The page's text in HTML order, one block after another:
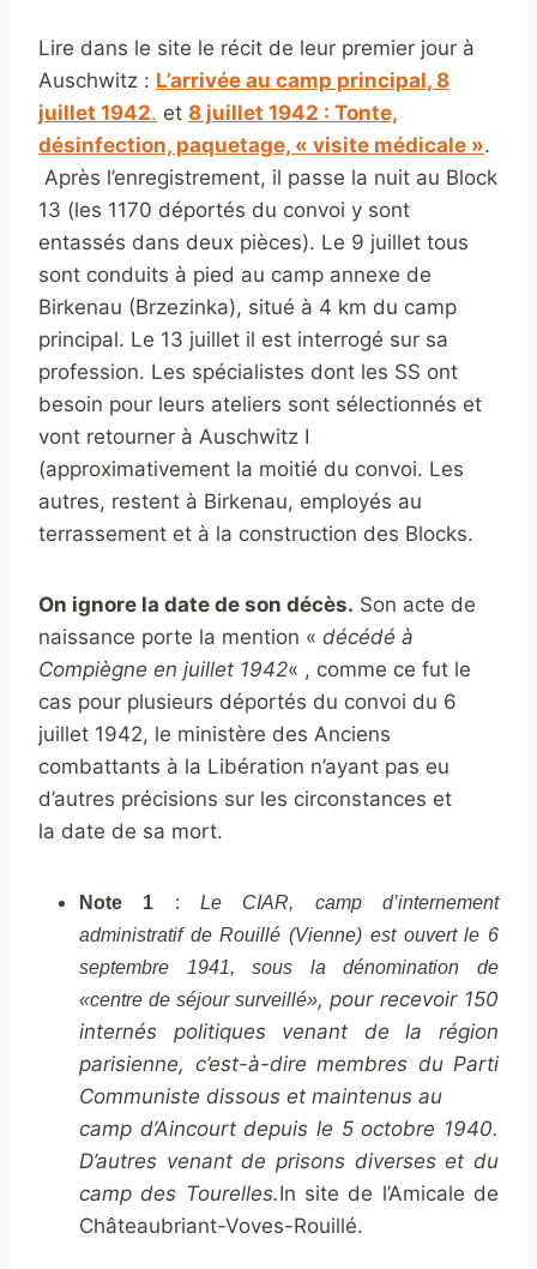
Lire dans le site le récit de leur premier jour à
Auschwitz : L’arrivée au camp principal, 8
juillet 1942. et 8 juillet 1942 : Tonte,
désinfection, paquetage, « visite médicale ».
Après l’enregistrement, il passe la nuit au Block
13 (les 1170 déportés du convoi y sont
entassés dans deux pièces). Le 9 juillet tous
sont conduits à pied au camp annexe de
Birkenau (Brzezinka), situé à 4 km du camp
principal. Le 13 juillet il est interrogé sur sa
profession. Les spécialistes dont les SS ont
besoin pour leurs ateliers sont sélectionnés et
vont retourner à Auschwitz I
(approximativement la moitié du convoi. Les
autres, restent à Birkenau, employés au
terrassement et à la construction des Blocks.
On ignore la date de son décès. Son acte de
naissance porte la mention « décédé à
Compiègne en juillet 1942« , comme ce fut le
cas pour plusieurs déportés du convoi du 6
juillet 1942, le ministère des Anciens
combattants à la Libération n’ayant pas eu
d’autres précisions sur les circonstances et
la date de sa mort.
Note 1 :Le CIAR, camp d’internement
administratif de Rouillé (Vienne) est ouvert le 6
septembre 1941, sous la dénomination de
«centre de séjour surveillé», pour recevoir 150
internés politiques venant de la région
parisienne, c’est-à-dire membres du Parti
Communiste dissous et maintenus au
camp d’Aincourt depuis le 5 octobre 1940.
D’autres venant de prisons diverses et du
camp des Tourelles.In site de l’Amicale de
Châteaubriant-Voves-Rouillé.